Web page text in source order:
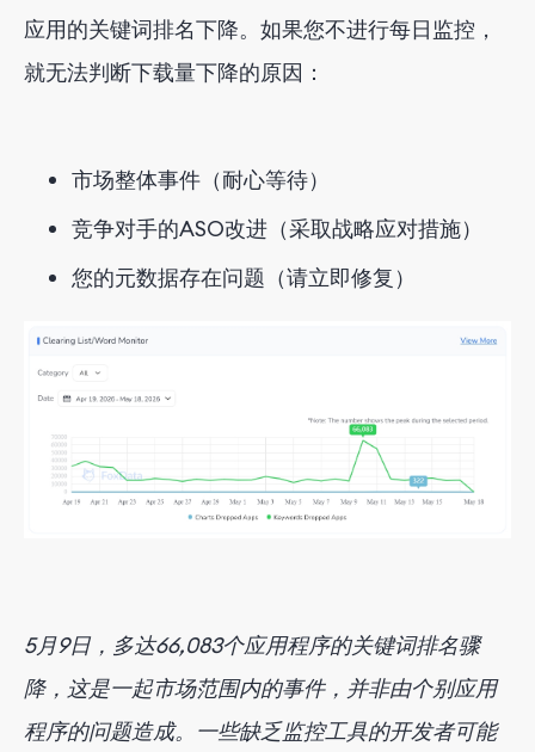
应用的关键词排名下降。如果您不进行每日监控，
就无法判断下载量下降的原因：
市场整体事件（耐心等待）
竞争对手的ASO改进（采取战略应对措施）
您的元数据存在问题（请立即修复）
5月9日，多达66,083个应用程序的关键词排名骤
降，这是一起市场范围内的事件，并非由个别应用
程序的问题造成。一些缺乏监控工具的开发者可能